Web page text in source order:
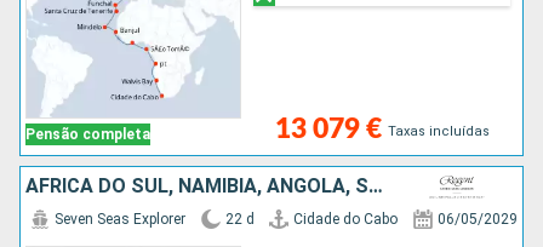
Pensão completa 13 079 € Taxas incluídas
AFRICA DO SUL, NAMÍBIA, ANGOLA, SAO TOMÉ ET PRINCIPE, COSTA DO MARFIM, REINO UNIDO, CABO VERDE, MAIORCA, PORTUGAL
Seven Seas Explorer 22 d Cidade do Cabo 06/05/2029